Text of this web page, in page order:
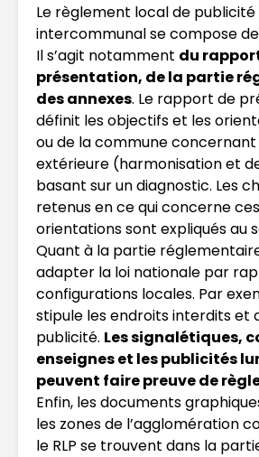
Le règlement local de
intercommunal se compose
Il s’agit notamment du
présentation, de la partie
des annexes. Le rapport de
définit les objectifs et les
ou de la commune
extérieure (harmonisation et
basant sur un diagnostic. Les
retenus en ce qui concerne
orientations sont expliqués au
Quant à la partie
adapter la loi nationale par
configurations locales. Par
stipule les endroits interdits et
publicité. Les signalétiques,
enseignes et les publicités
peuvent faire preuve de
Enfin, les documents
les zones de l’agglomération
le RLP se trouvent dans la